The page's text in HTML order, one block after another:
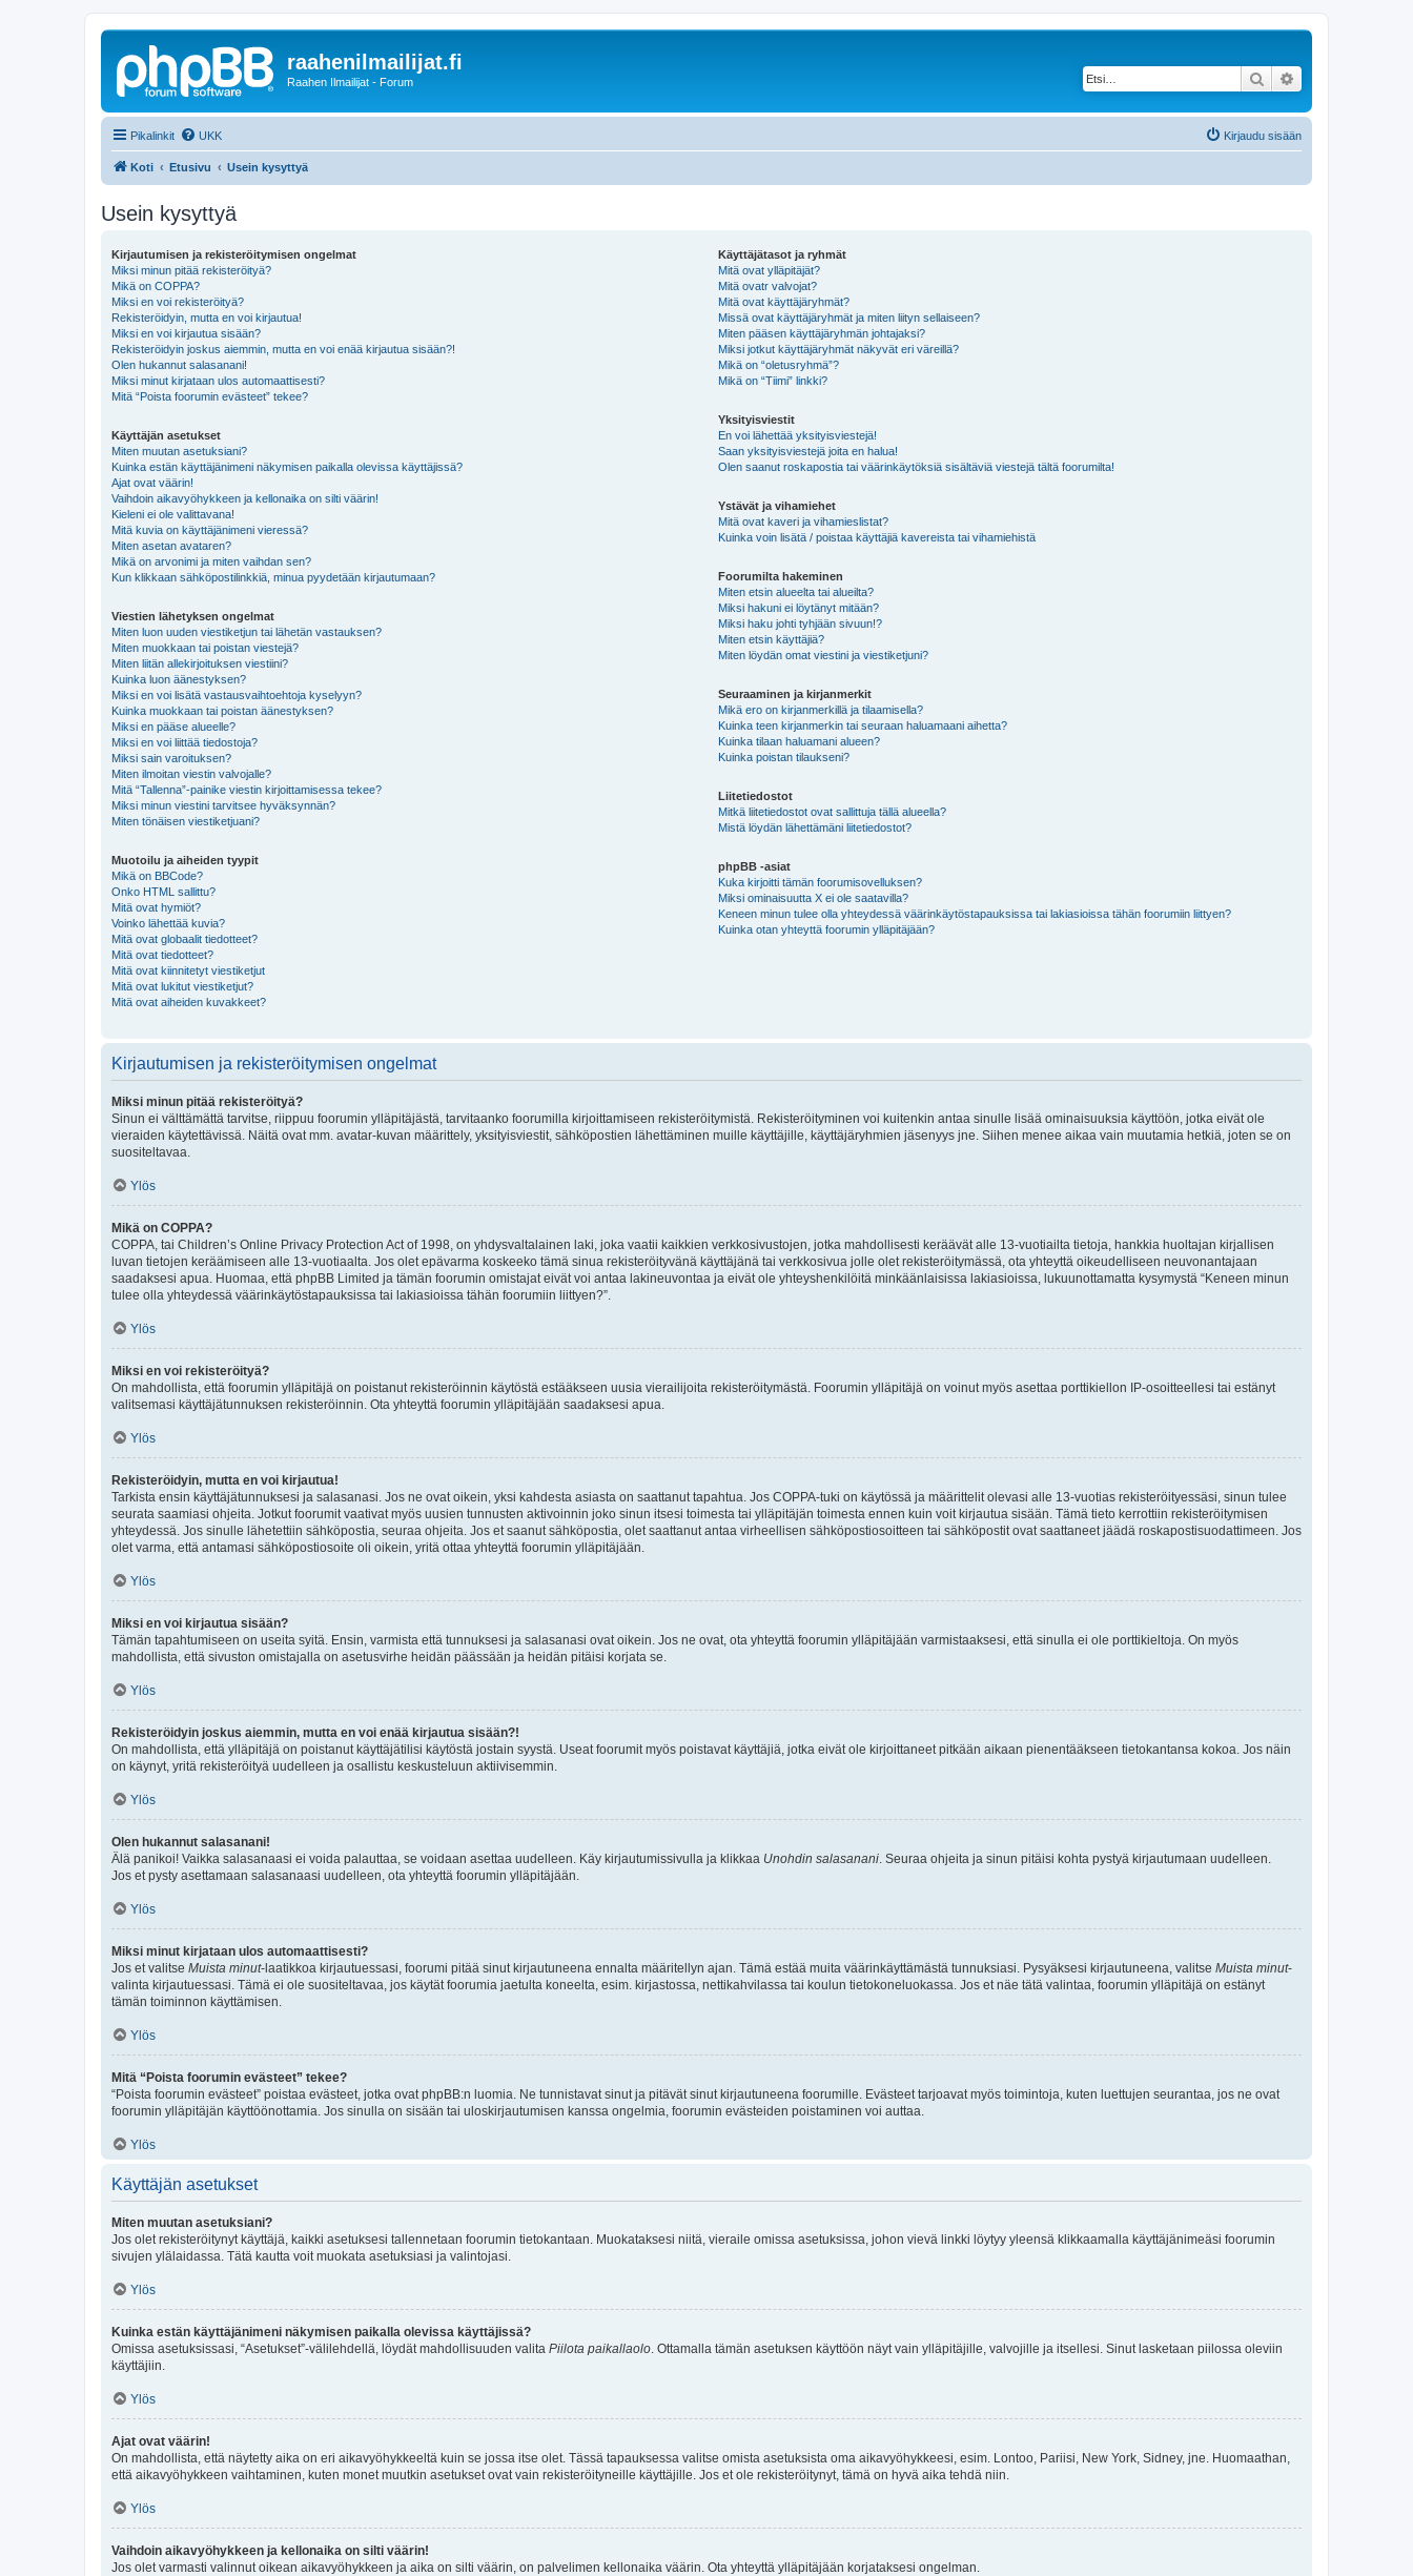
raahenilmailijat.fi
Raahen Ilmailijat - Forum Etsi
Pikalinkit UKK Kirjaudu sisään
Koti Etusivu Usein kysyttyä
Usein kysyttyä
Kirjautumisen ja rekisteröitymisen ongelmat
Miksi minun pitää rekisteröityä?
Mikä on COPPA?
Miksi en voi rekisteröityä?
Rekisteröidyin, mutta en voi kirjautua!
Miksi en voi kirjautua sisään?
Rekisteröidyin joskus aiemmin, mutta en voi enää kirjautua sisään?!
Olen hukannut salasanani!
Miksi minut kirjataan ulos automaattisesti?
Mitä “Poista foorumin evästeet” tekee?
Käyttäjän asetukset
Miten muutan asetuksiani?
Kuinka estän käyttäjänimeni näkymisen paikalla olevissa käyttäjissä?
Ajat ovat väärin!
Vaihdoin aikavyöhykkeen ja kellonaika on silti väärin!
Kieleni ei ole valittavana!
Mitä kuvia on käyttäjänimeni vieressä?
Miten asetan avataren?
Mikä on arvonimi ja miten vaihdan sen?
Kun klikkaan sähköpostilinkkiä, minua pyydetään kirjautumaan?
Viestien lähetyksen ongelmat
Miten luon uuden viestiketjun tai lähetän vastauksen?
Miten muokkaan tai poistan viestejä?
Miten liitän allekirjoituksen viestiini?
Kuinka luon äänestyksen?
Miksi en voi lisätä vastausvaihtoehtoja kyselyyn?
Kuinka muokkaan tai poistan äänestyksen?
Miksi en pääse alueelle?
Miksi en voi liittää tiedostoja?
Miksi sain varoituksen?
Miten ilmoitan viestin valvojalle?
Mitä “Tallenna”-painike viestin kirjoittamisessa tekee?
Miksi minun viestini tarvitsee hyväksynnän?
Miten tönäisen viestiketjuani?
Muotoilu ja aiheiden tyypit
Mikä on BBCode?
Onko HTML sallittu?
Mitä ovat hymiöt?
Voinko lähettää kuvia?
Mitä ovat globaalit tiedotteet?
Mitä ovat tiedotteet?
Mitä ovat kiinnitetyt viestiketjut
Mitä ovat lukitut viestiketjut?
Mitä ovat aiheiden kuvakkeet?
Käyttäjätasot ja ryhmät
Mitä ovat ylläpitäjät?
Mitä ovatr valvojat?
Mitä ovat käyttäjäryhmät?
Missä ovat käyttäjäryhmät ja miten liityn sellaiseen?
Miten pääsen käyttäjäryhmän johtajaksi?
Miksi jotkut käyttäjäryhmät näkyvät eri väreillä?
Mikä on “oletusryhmä”?
Mikä on “Tiimi” linkki?
Yksityisviestit
En voi lähettää yksityisviestejä!
Saan yksityisviestejä joita en halua!
Olen saanut roskapostia tai väärinkäytöksiä sisältäviä viestejä tältä foorumilta!
Ystävät ja vihamiehet
Mitä ovat kaveri ja vihamieslistat?
Kuinka voin lisätä / poistaa käyttäjiä kavereista tai vihamiehistä
Foorumilta hakeminen
Miten etsin alueelta tai alueilta?
Miksi hakuni ei löytänyt mitään?
Miksi haku johti tyhjään sivuun!?
Miten etsin käyttäjiä?
Miten löydän omat viestini ja viestiketjuni?
Seuraaminen ja kirjanmerkit
Mikä ero on kirjanmerkillä ja tilaamisella?
Kuinka teen kirjanmerkin tai seuraan haluamaani aihetta?
Kuinka tilaan haluamani alueen?
Kuinka poistan tilaukseni?
Liitetiedostot
Mitkä liitetiedostot ovat sallittuja tällä alueella?
Mistä löydän lähettämäni liitetiedostot?
phpBB -asiat
Kuka kirjoitti tämän foorumisovelluksen?
Miksi ominaisuutta X ei ole saatavilla?
Keneen minun tulee olla yhteydessä väärinkäytöstapauksissa tai lakiasioissa tähän foorumiin liittyen?
Kuinka otan yhteyttä foorumin ylläpitäjään?
Kirjautumisen ja rekisteröitymisen ongelmat
Miksi minun pitää rekisteröityä?
Sinun ei välttämättä tarvitse, riippuu foorumin ylläpitäjästä, tarvitaanko foorumilla kirjoittamiseen rekisteröitymistä. Rekisteröityminen voi kuitenkin antaa sinulle lisää ominaisuuksia käyttöön, jotka eivät ole
vieraiden käytettävissä. Näitä ovat mm. avatar-kuvan määrittely, yksityisviestit, sähköpostien lähettäminen muille käyttäjille, käyttäjäryhmien jäsenyys jne. Siihen menee aikaa vain muutamia hetkiä, joten se on
suositeltavaa.
Ylös
Mikä on COPPA?
COPPA, tai Children’s Online Privacy Protection Act of 1998, on yhdysvaltalainen laki, joka vaatii kaikkien verkkosivustojen, jotka mahdollisesti keräävät alle 13-vuotiailta tietoja, hankkia huoltajan kirjallisen
luvan tietojen keräämiseen alle 13-vuotiaalta. Jos olet epävarma koskeeko tämä sinua rekisteröityvänä käyttäjänä tai verkkosivua jolle olet rekisteröitymässä, ota yhteyttä oikeudelliseen neuvonantajaan
saadaksesi apua. Huomaa, että phpBB Limited ja tämän foorumin omistajat eivät voi antaa lakineuvontaa ja eivät ole yhteyshenkilöitä minkäänlaisissa lakiasioissa, lukuunottamatta kysymystä “Keneen minun
tulee olla yhteydessä väärinkäytöstapauksissa tai lakiasioissa tähän foorumiin liittyen?”.
Ylös
Miksi en voi rekisteröityä?
On mahdollista, että foorumin ylläpitäjä on poistanut rekisteröinnin käytöstä estääkseen uusia vierailijoita rekisteröitymästä. Foorumin ylläpitäjä on voinut myös asettaa porttikiellon IP-osoitteellesi tai estänyt
valitsemasi käyttäjätunnuksen rekisteröinnin. Ota yhteyttä foorumin ylläpitäjään saadaksesi apua.
Ylös
Rekisteröidyin, mutta en voi kirjautua!
Tarkista ensin käyttäjätunnuksesi ja salasanasi. Jos ne ovat oikein, yksi kahdesta asiasta on saattanut tapahtua. Jos COPPA-tuki on käytössä ja määrittelit olevasi alle 13-vuotias rekisteröityessäsi, sinun tulee
seurata saamiasi ohjeita. Jotkut foorumit vaativat myös uusien tunnusten aktivoinnin joko sinun itsesi toimesta tai ylläpitäjän toimesta ennen kuin voit kirjautua sisään. Tämä tieto kerrottiin rekisteröitymisen
yhteydessä. Jos sinulle lähetettiin sähköpostia, seuraa ohjeita. Jos et saanut sähköpostia, olet saattanut antaa virheellisen sähköpostiosoitteen tai sähköpostit ovat saattaneet jäädä roskapostisuodattimeen. Jos
olet varma, että antamasi sähköpostiosoite oli oikein, yritä ottaa yhteyttä foorumin ylläpitäjään.
Ylös
Miksi en voi kirjautua sisään?
Tämän tapahtumiseen on useita syitä. Ensin, varmista että tunnuksesi ja salasanasi ovat oikein. Jos ne ovat, ota yhteyttä foorumin ylläpitäjään varmistaaksesi, että sinulla ei ole porttikieltoja. On myös
mahdollista, että sivuston omistajalla on asetusvirhe heidän päässään ja heidän pitäisi korjata se.
Ylös
Rekisteröidyin joskus aiemmin, mutta en voi enää kirjautua sisään?!
On mahdollista, että ylläpitäjä on poistanut käyttäjätilisi käytöstä jostain syystä. Useat foorumit myös poistavat käyttäjiä, jotka eivät ole kirjoittaneet pitkään aikaan pienentääkseen tietokantansa kokoa. Jos näin
on käynyt, yritä rekisteröityä uudelleen ja osallistu keskusteluun aktiivisemmin.
Ylös
Olen hukannut salasanani!
Älä panikoi! Vaikka salasanaasi ei voida palauttaa, se voidaan asettaa uudelleen. Käy kirjautumissivulla ja klikkaa Unohdin salasanani . Seuraa ohjeita ja sinun pitäisi kohta pystyä kirjautumaan uudelleen.
Jos et pysty asettamaan salasanaasi uudelleen, ota yhteyttä foorumin ylläpitäjään.
Ylös
Miksi minut kirjataan ulos automaattisesti?
Jos et valitse Muista minut-laatikkoa kirjautuessasi, foorumi pitää sinut kirjautuneena ennalta määritellyn ajan. Tämä estää muita väärinkäyttämästä tunnuksiasi. Pysyäksesi kirjautuneena, valitse Muista minut-
valinta kirjautuessasi. Tämä ei ole suositeltavaa, jos käytät foorumia jaetulta koneelta, esim. kirjastossa, nettikahvilassa tai koulun tietokoneluokassa. Jos et näe tätä valintaa, foorumin ylläpitäjä on estänyt
tämän toiminnon käyttämisen.
Ylös
Mitä “Poista foorumin evästeet” tekee?
“Poista foorumin evästeet” poistaa evästeet, jotka ovat phpBB:n luomia. Ne tunnistavat sinut ja pitävät sinut kirjautuneena foorumille. Evästeet tarjoavat myös toimintoja, kuten luettujen seurantaa, jos ne ovat
foorumin ylläpitäjän käyttöönottamia. Jos sinulla on sisään tai uloskirjautumisen kanssa ongelmia, foorumin evästeiden poistaminen voi auttaa.
Ylös
Käyttäjän asetukset
Miten muutan asetuksiani?
Jos olet rekisteröitynyt käyttäjä, kaikki asetuksesi tallennetaan foorumin tietokantaan. Muokataksesi niitä, vieraile omissa asetuksissa, johon vievä linkki löytyy yleensä klikkaamalla käyttäjänimeäsi foorumin
sivujen ylälaidassa. Tätä kautta voit muokata asetuksiasi ja valintojasi.
Ylös
Kuinka estän käyttäjänimeni näkymisen paikalla olevissa käyttäjissä?
Omissa asetuksissasi, “Asetukset”-välilehdellä, löydät mahdollisuuden valita Piilota paikallaolo . Ottamalla tämän asetuksen käyttöön näyt vain ylläpitäjille, valvojille ja itsellesi. Sinut lasketaan piilossa oleviin
käyttäjiin.
Ylös
Ajat ovat väärin!
On mahdollista, että näytetty aika on eri aikavyöhykkeeltä kuin se jossa itse olet. Tässä tapauksessa valitse omista asetuksista oma aikavyöhykkeesi, esim. Lontoo, Pariisi, New York, Sidney, jne. Huomaathan,
että aikavyöhykkeen vaihtaminen, kuten monet muutkin asetukset ovat vain rekisteröityneille käyttäjille. Jos et ole rekisteröitynyt, tämä on hyvä aika tehdä niin.
Ylös
Vaihdoin aikavyöhykkeen ja kellonaika on silti väärin!
Jos olet varmasti valinnut oikean aikavyöhykkeen ja aika on silti väärin, on palvelimen kellonaika väärin. Ota yhteyttä ylläpitäjään korjataksesi ongelman.